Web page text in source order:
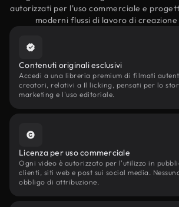
autorizzati per l'uso commerciale e
moderni flussi di lavoro di
Contenuti originali esclusivi
Accedi a una libreria premium di filmati
creatori, relativi a Il licking, pensati per lo
marketing e l'uso editoriale.
Licenza per uso commerciale
Ogni video è autorizzato per l'utilizzo in
clienti, siti web e post sui social media.
obbligo di attribuzione.